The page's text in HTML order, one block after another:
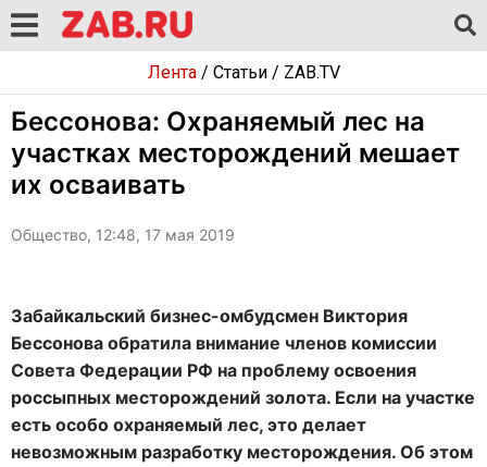
Лента/ Статьи/ ZAB.TV
Бессонова: Охраняемый лес на
участках месторождений мешает
их осваивать
Общество, 12:48, 17 мая 2019
Забайкальский бизнес-омбудсмен Виктория
Бессонова обратила внимание членов комиссии
Совета Федерации РФ на проблему освоения
россыпных месторождений золота. Если на участке
есть особо охраняемый лес, это делает
невозможным разработку месторождения. Об этом